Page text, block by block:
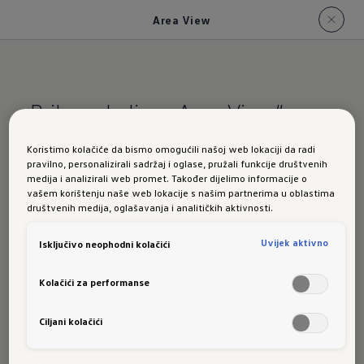
Area View
Prikaz okoline „Area View“
Za
sveobuhvata
n pregled.
Koristimo kolačiće da bismo omogućili našoj web lokaciji da radi
pravilno, personalizirali sadržaj i oglase, pružali funkcije društvenih
medija i analizirali web promet. Također dijelimo informacije o
vašem korištenju naše web lokacije s našim partnerima u oblastima
društvenih medija, oglašavanja i analitičkih aktivnosti.
Isključivo neophodni kolačići Uvijek aktivno
Kolačići za performanse
Ciljani kolačići